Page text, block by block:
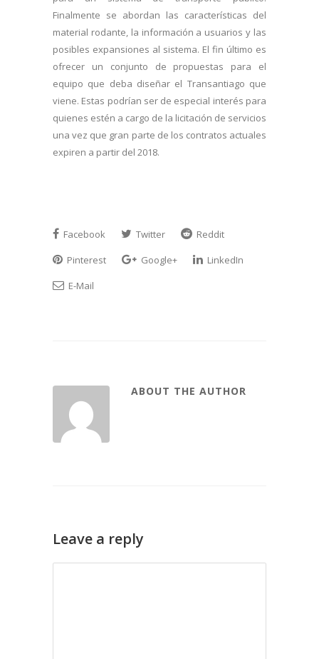
Finalmente se abordan las características del
material rodante, la información a usuarios y las
posibles expansiones al sistema. El fin último es
ofrecer un conjunto de propuestas para el
equipo que deba diseñar el Transantiago que
viene. Estas podrían ser de especial interés para
quienes estén a cargo de la licitación de servicios
una vez que gran parte de los contratos actuales
expiren a partir del 2018.
Facebook Twitter
Reddit
Pinterest
Google+
LinkedIn
E-Mail
ABOUT THE AUTHOR
Leave a reply